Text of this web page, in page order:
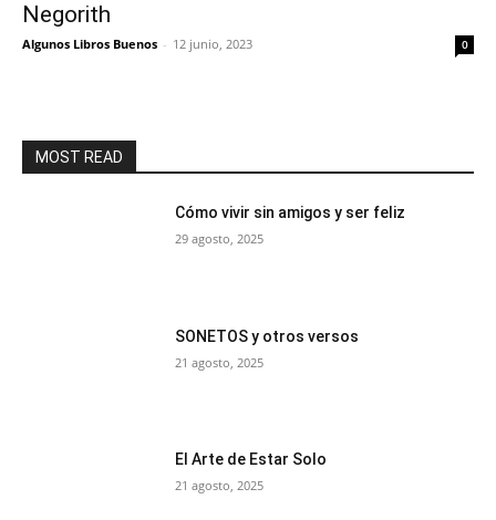
Negorith
Algunos Libros Buenos - 12 junio, 2023 0
MOST READ
Cómo vivir sin amigos y ser feliz
29 agosto, 2025
SONETOS y otros versos
21 agosto, 2025
El Arte de Estar Solo
21 agosto, 2025